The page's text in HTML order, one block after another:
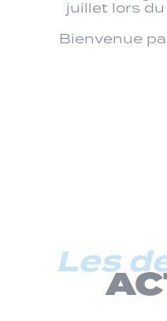
juillet lors
Bienvenue
Les